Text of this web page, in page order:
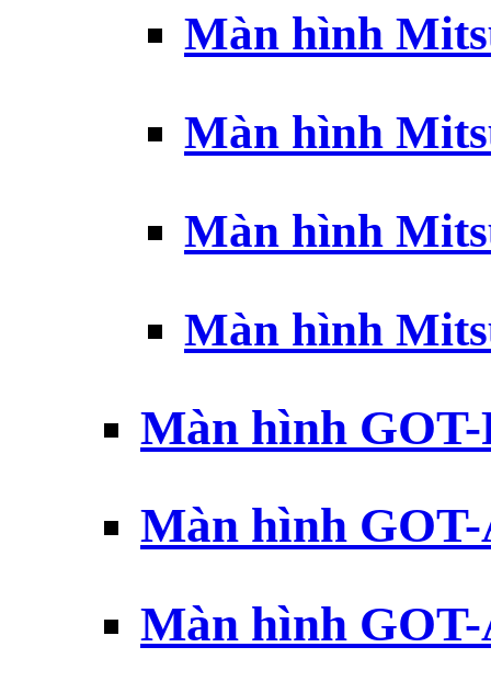
Màn hình
Màn hình
Màn hình
Màn hình
Màn hình GOT-
Màn hình
Màn hình